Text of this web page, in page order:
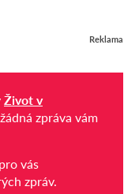
Reklama
Život v
zpráva vám
vás
zpráv.